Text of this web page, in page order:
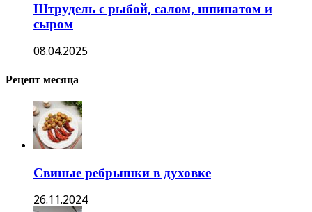
Штрудель с рыбой, салом, шпинатом и
сыром
08.04.2025
Рецепт месяца
Свиные ребрышки в духовке
26.11.2024